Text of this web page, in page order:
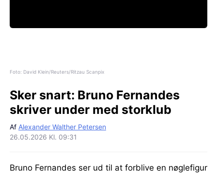
Foto: David Klein/Reuters/Ritzau Scanpix
Sker snart: Bruno Fernandes
skriver under med storklub
Af Alexander Walther Petersen
26.05.2026 Kl. 09:31
Bruno Fernandes ser ud til at forblive en nøglefigur